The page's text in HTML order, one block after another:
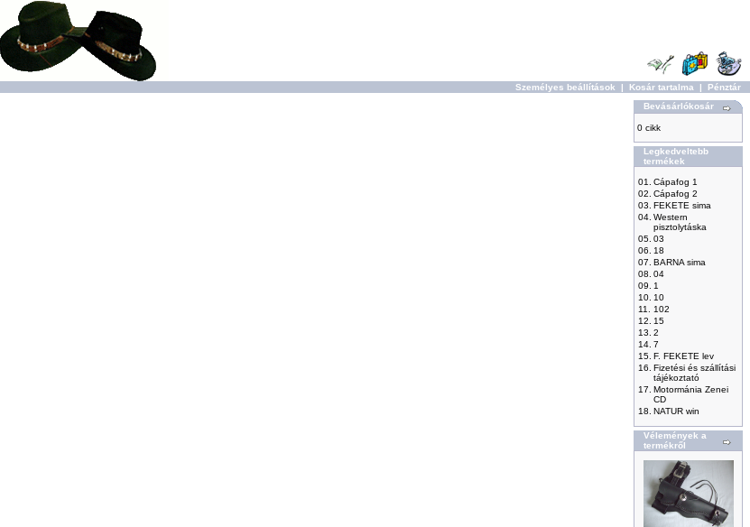
Személyes beállítások | Kosár tartalma | Pénztár
Bevásárlókosár
0 cikk
Legkedveltebb
termékek
01.
Cápafog 1
02. Cápafog 2
03. FEKETE sima
04. Western
pisztolytáska
05. 03
06.
18
07. BARNA sima
08. 04
09.
1
10. 10
11.
102
12.
15
13. 2
14. 7
15. F. FEKETE lev
16. Fizetési és szállítási
tájékoztató
17. Motormánia Zenei
CD
18. NATUR win
Vélemények a
termékről